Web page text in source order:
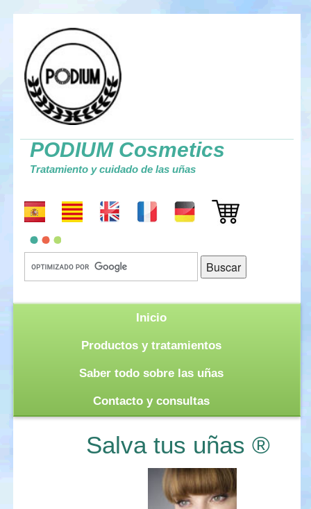
PODIUM Cosmetics
Tratamiento y cuidado de las uñas
Inicio
Productos y tratamientos
Saber todo sobre las uñas
Contacto y consultas
Salva tus uñas ®